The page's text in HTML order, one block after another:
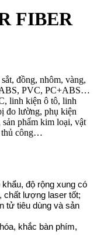
FIBER
đồng, nhôm, vàng,
PVC, PC+ABS…
linh kiện ô tô, linh
đo lường, phụ kiện
phẩm kim loại, vật
thủ công…
độ rộng xung có
chất lượng laser tốt;
tử tiêu dùng và sản
khắc bàn phím,